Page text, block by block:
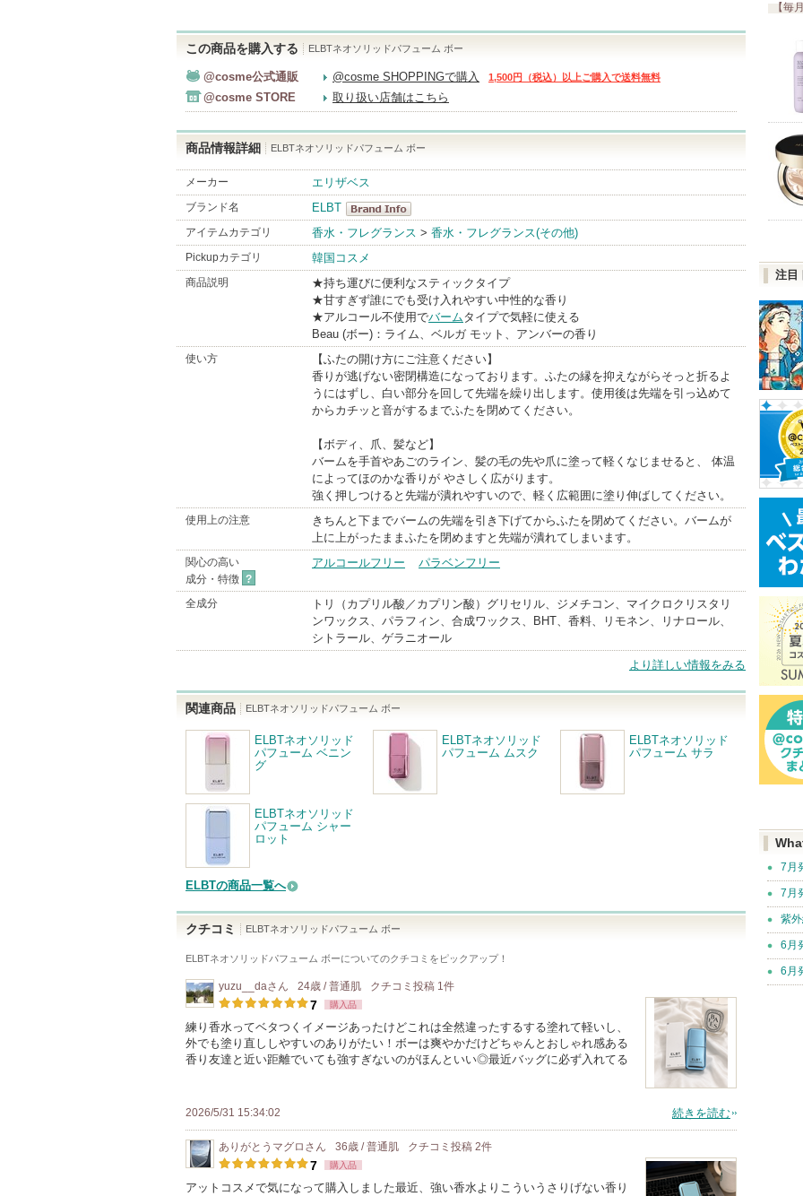
この商品を購入する ELBTネオソリッドパフューム ボー
@cosme公式通販 @cosme SHOPPINGで購入 1,500円（税込）以上ご購入で送料無料
@cosme STORE 取り扱い店舗はこちら
商品情報詳細 ELBTネオソリッドパフューム ボー
メーカー エリザベス
ブランド名
ELBT
ELBT
BrandInfo
アイテムカテゴリ 香水・フレグランス > 香水・フレグランス(その他)
Pickupカテゴリ 韓国コスメ
商品説明
★持ち運びに便利なスティックタイプ
★甘すぎず誰にでも受け入れやすい中性的な香り
★アルコール不使用でバームタイプで気軽に使える
Beau (ボー)：ライム、ベルガ モット、アンバーの香り
使い方
【ふたの開け方にご注意ください】
香りが逃げない密閉構造になっております。ふたの縁を抑えながらそっと折るよ
うにはずし、白い部分を回して先端を繰り出します。使用後は先端を引っ込めて
からカチッと音がするまでふたを閉めてください。
【ボディ、爪、髪など】
バームを手首やあごのライン、髪の毛の先や爪に塗って軽くなじませると、 体温
によってほのかな香りが やさしく広がります。
強く押しつけると先端が潰れやすいので、軽く広範囲に塗り伸ばしてください。
使用上の注意
きちんと下までバームの先端を引き下げてからふたを閉めてください。バームが
上に上がったままふたを閉めますと先端が潰れてしまいます。
関心の高い
成分・特徴 ?
アルコールフリー パラベンフリー
全成分
トリ（カプリル酸／カプリン酸）グリセリル、ジメチコン、マイクロクリスタリ
ンワックス、パラフィン、合成ワックス、BHT、香料、リモネン、リナロール、
シトラール、ゲラニオール
より詳しい情報をみる
関連商品 ELBTネオソリッドパフューム ボー
ELBTネオソリッド
パフューム ベニン
グ
ELBTネオソリッド
パフューム ムスク
ELBTネオソリッド
パフューム サラ
ELBTネオソリッド
パフューム シャー
ロット
ELBTの商品一覧へ
クチコミ ELBTネオソリッドパフューム ボー
ELBTネオソリッドパフューム ボーについてのクチコミをピックアップ！
yuzu__daさん 24歳 / 普通肌 クチコミ投稿 1件
7 購入品
練り香水ってベタつくイメージあったけどこれは全然違ったするする塗れて軽いし、
外でも塗り直ししやすいのありがたい！ボーは爽やかだけどちゃんとおしゃれ感ある
香り友達と近い距離でいても強すぎないのがほんといい◎最近バッグに必ず入れてる
2026/5/31 15:34:02 続きを読む
ありがとうマグロ さん 36歳 / 普通肌 クチコミ投稿 2件
7 購入品
アットコスメで気になって購入しました最近、強い香水よりこういうさりげない香り
【毎
注目
7月
7月
紫
6月
6月